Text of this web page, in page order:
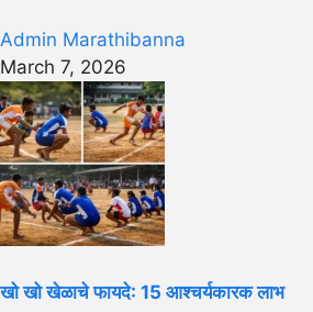
Admin Marathibanna
March 7, 2026
खो खो खेळाचे फायदे: 15 आश्चर्यकारक लाभ